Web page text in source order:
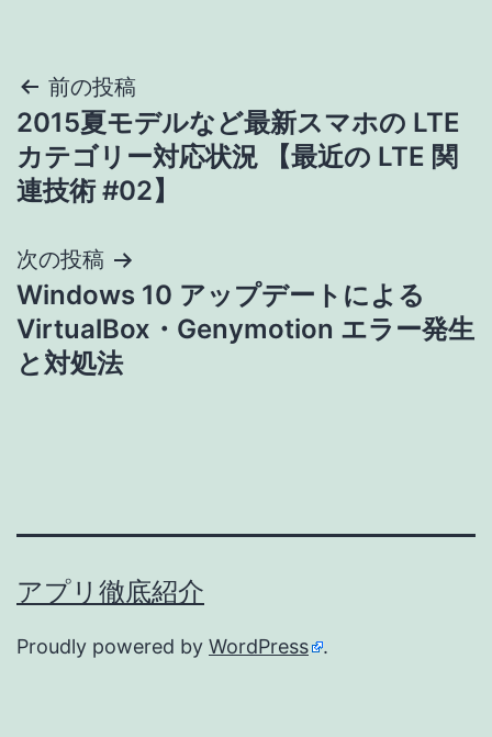
投
稿
ナ
ビ
ゲ
ー
前の投稿
2015夏モデルなど最新スマホの LTE
カテゴリー対応状況 【最近の LTE 関
連技術 #02】
次の投稿
Windows 10 アップデートによる
VirtualBox・Genymotion エラー発生
と対処法
アプリ徹底紹介
Proudly powered by WordPress .